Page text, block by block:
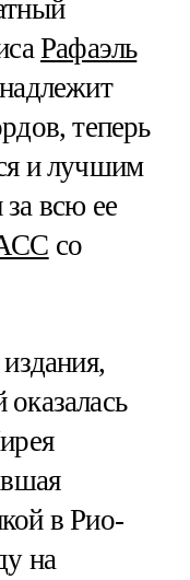
Рафаэль
теперь
и лучшим
всю ее
со
в Рио-
на